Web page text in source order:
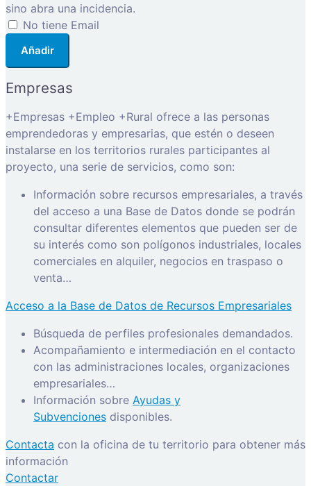
sino abra una incidencia.
No tiene Email
Añadir
Empresas
+Empresas +Empleo +Rural ofrece a las personas
emprendedoras y empresarias, que estén o deseen
instalarse en los territorios rurales participantes al
proyecto, una serie de servicios, como son:
Información sobre recursos empresariales, a través
del acceso a una Base de Datos donde se podrán
consultar diferentes elementos que pueden ser de
su interés como son polígonos industriales, locales
comerciales en alquiler, negocios en traspaso o
venta…
Acceso a la Base de Datos de Recursos Empresariales
Búsqueda de perfiles profesionales demandados.
Acompañamiento e intermediación en el contacto
con las administraciones locales, organizaciones
empresariales…
Información sobre Ayudas y
Subvenciones disponibles.
Contacta con la oficina de tu territorio para obtener más
información
Contactar